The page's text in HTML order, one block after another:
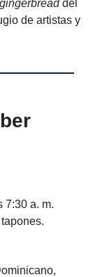
gingerbread del
de artistas y
7:30 a. m.